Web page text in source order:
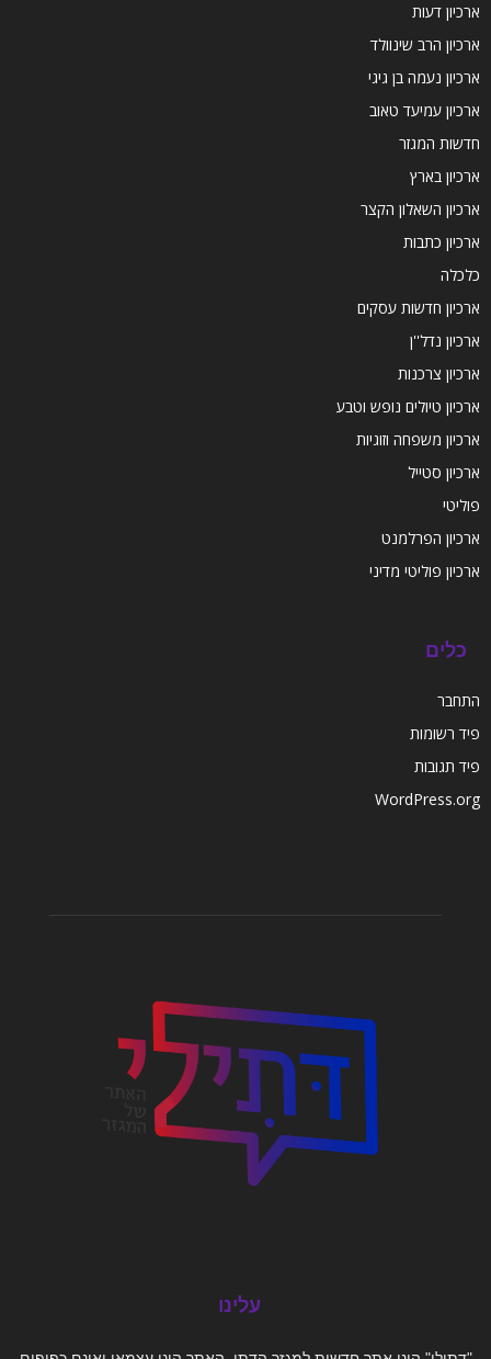
ארכיון דעות
ארכיון הרב שינוולד
ארכיון נעמה בן גיגי
ארכיון עמיעד טאוב
חדשות המגזר
ארכיון בארץ
ארכיון השאלון הקצר
ארכיון כתבות
כלכלה
ארכיון חדשות עסקים
ארכיון נדל''ן
ארכיון צרכנות
ארכיון טיולים נופש וטבע
ארכיון משפחה וזוגיות
ארכיון סטייל
פוליטי
ארכיון הפרלמנט
ארכיון פוליטי מדיני
כלים
התחבר
פיד רשומות
פיד תגובות
WordPress.org
עלינו